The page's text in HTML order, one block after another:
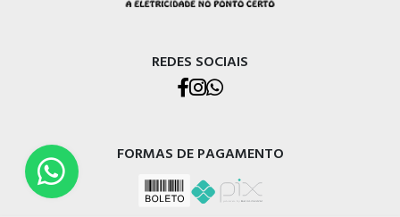
REDES SOCIAIS
FORMAS DE PAGAMENTO